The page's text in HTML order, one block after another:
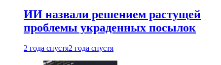
ИИ назвали решением растущей
проблемы украденных посылок
2 года спустя2 года спустя